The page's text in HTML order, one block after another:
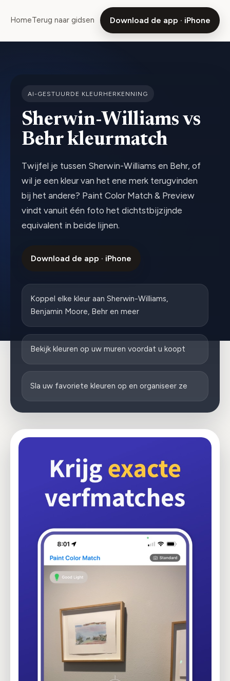
HomeTerug naar gidsen Download de app · iPhone
AI-GESTUURDE KLEURHERKENNING
Sherwin-Williams vs
Behr kleurmatch
Twijfel je tussen Sherwin-Williams en Behr, of
wil je een kleur van het ene merk terugvinden
bij het andere? Paint Color Match & Preview
vindt vanuit één foto het dichtstbijzijnde
equivalent in beide lijnen.
Download de app · iPhone
Koppel elke kleur aan Sherwin-Williams,
Benjamin Moore, Behr en meer
Bekijk kleuren op uw muren voordat u koopt
Sla uw favoriete kleuren op en organiseer ze